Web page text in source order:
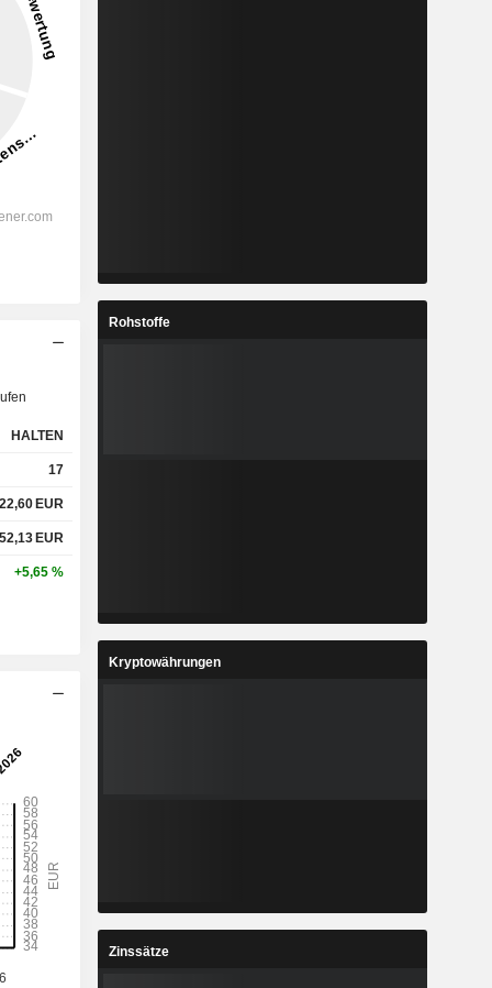
HALTEN
17
EUR
EUR
+5,65 %
Rohstoffe
Kryptowährungen
Zinssätze